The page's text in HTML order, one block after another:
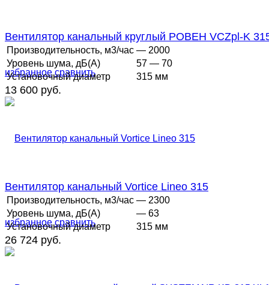
избранное сравнить
Вентилятор канальный круглый РОВЕН VCZpl-K
Производительность, м3/час — 2000
Уровень шума, дБ(А)
57 — 70
Установочный диаметр
315 мм
13 600 руб.
избранное сравнить
Вентилятор канальный Vortice Lineo 315
Производительность, м3/час — 2300
Уровень шума, дБ(А)
— 63
Установочный диаметр
315 мм
26 724 руб.